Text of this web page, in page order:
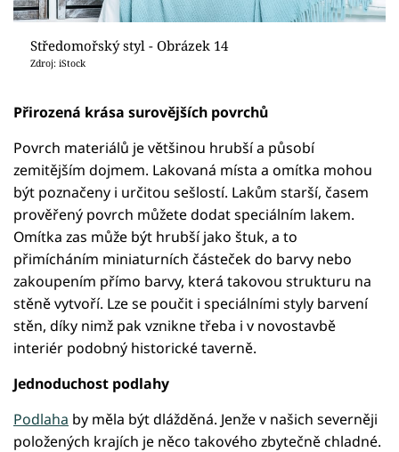
Středomořský styl - Obrázek 14
Zdroj: iStock
Přirozená krása surovějších povrchů
Povrch materiálů je většinou hrubší a působí
zemitějším dojmem. Lakovaná místa a omítka mohou
být poznačeny i určitou sešlostí. Lakům starší, časem
prověřený povrch můžete dodat speciálním lakem.
Omítka zas může být hrubší jako štuk, a to
přimícháním miniaturních částeček do barvy nebo
zakoupením přímo barvy, která takovou strukturu na
stěně vytvoří. Lze se poučit i speciálními styly barvení
stěn, díky nimž pak vznikne třeba i v novostavbě
interiér podobný historické taverně.
Jednoduchost podlahy
Podlaha by měla být dlážděná. Jenže v našich severněji
položených krajích je něco takového zbytečně chladné.